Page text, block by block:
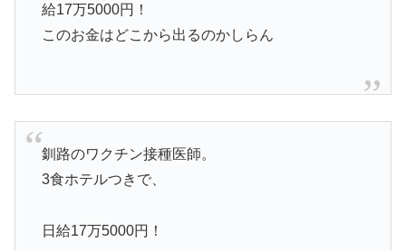
給17万5000円！
このお金はどこから出るのかしらん
釧路のワクチン接種医師。
3食ホテルつきで、
日給17万5000円！